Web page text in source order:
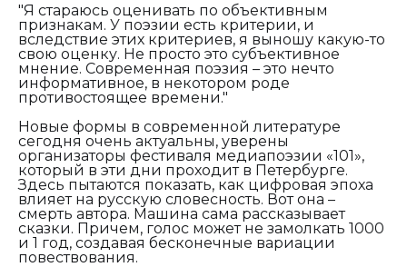
"Я стараюсь оценивать по объективным
признакам. У поэзии есть критерии, и
вследствие этих критериев, я выношу какую-то
свою оценку. Не просто это субъективное
мнение. Современная поэзия – это нечто
информативное, в некотором роде
противостоящее времени."
Новые формы в современной литературе
сегодня очень актуальны, уверены
организаторы фестиваля медиапоэзии «101»,
который в эти дни проходит в Петербурге.
Здесь пытаются показать, как цифровая эпоха
влияет на русскую словесность. Вот она –
смерть автора. Машина сама рассказывает
сказки. Причем, голос может не замолкать 1000
и 1 год, создавая бесконечные вариации
повествования.